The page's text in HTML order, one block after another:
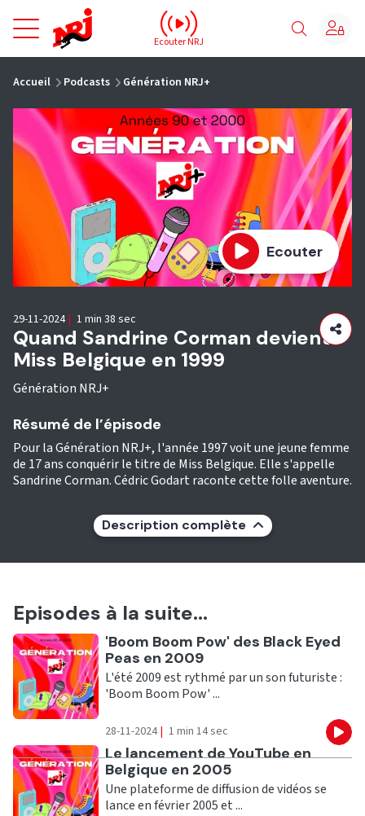
NRJ - Accueil
Ecouter NRJ
Accueil Podcasts Génération NRJ+
Ecouter
Quand Sandrine Corman devient
Miss Belgique en 1999
Génération NRJ+
29-11-2024 | 1 min 38 sec
Résumé de l’épisode
Pour la Génération NRJ+, l'année 1997 voit une jeune femme
de 17 ans conquérir le titre de Miss Belgique. Elle s'appelle
Sandrine Corman. Cédric Godart raconte cette folle aventure.
Description complète
Episodes à la suite...
Ecouter
'Boom Boom Pow' des Black Eyed
Peas en 2009
L'été 2009 est rythmé par un son futuriste :
'Boom Boom Pow' ...
28-11-2024 | 1 min 14 sec
Ecouter
Le lancement de YouTube en
Belgique en 2005
Une plateforme de diffusion de vidéos se
lance en février 2005 et ...